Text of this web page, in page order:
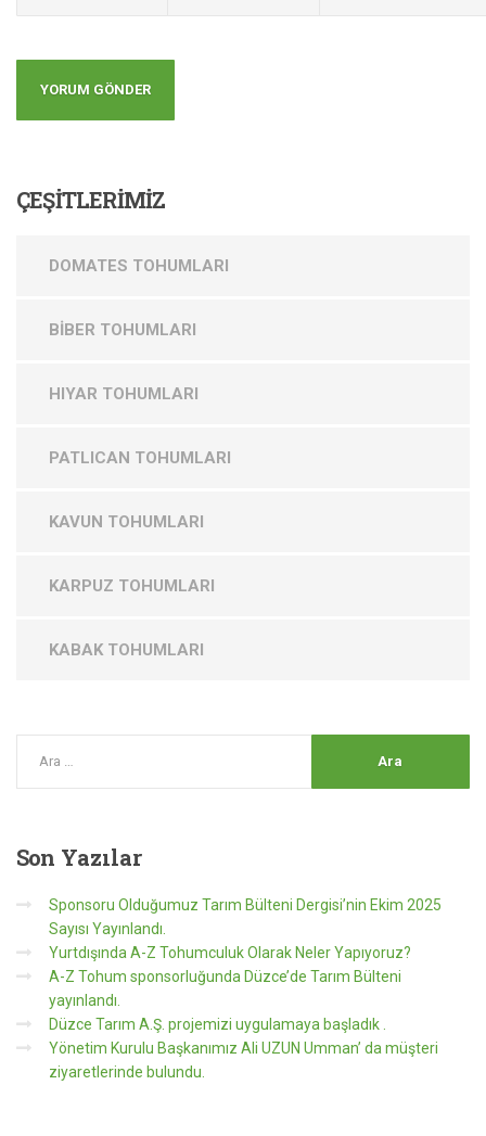
ÇEŞİTLERİMİZ
DOMATES TOHUMLARI
BİBER TOHUMLARI
HIYAR TOHUMLARI
PATLICAN TOHUMLARI
KAVUN TOHUMLARI
KARPUZ TOHUMLARI
KABAK TOHUMLARI
Son Yazılar
Sponsoru Olduğumuz Tarım Bülteni Dergisi’nin Ekim 2025
Sayısı Yayınlandı.
Yurtdışında A-Z Tohumculuk Olarak Neler Yapıyoruz?
A-Z Tohum sponsorluğunda Düzce’de Tarım Bülteni
yayınlandı.
Düzce Tarım A.Ş. projemizi uygulamaya başladık .
Yönetim Kurulu Başkanımız Ali UZUN Umman’ da müşteri
ziyaretlerinde bulundu.